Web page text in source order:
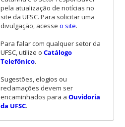
pela atualização de notícias no
site da UFSC. Para solicitar uma
divulgação, acesse o site.
Para falar com qualquer setor da
UFSC, utilize o Catálogo
Telefônico.
Sugestões, elogios ou
reclamações devem ser
encaminhados para a Ouvidoria
da UFSC.